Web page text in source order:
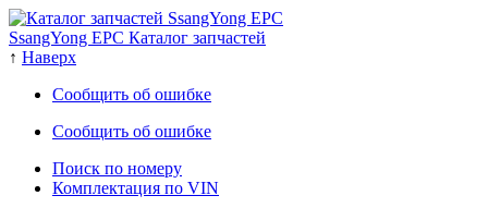
SsangYong EPC Каталог запчастей
↑ Наверх
Сообщить об ошибке
Сообщить об ошибке
Поиск по номеру
Комплектация по VIN